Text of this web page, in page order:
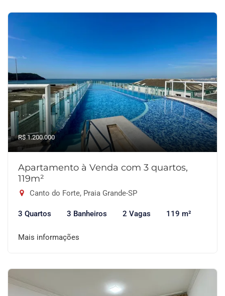
R$ 1.200.000
Apartamento à Venda com 3 quartos,
119m²
Canto do Forte, Praia Grande-SP
3 Quartos 3 Banheiros 2 Vagas 119 m²
Mais informações